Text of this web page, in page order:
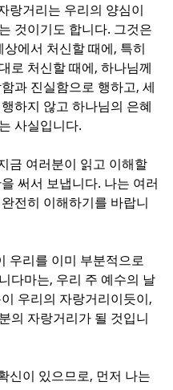
랑거리는 우리의 양심이
것이기도 합니다. 그것은
상에서 처신할 때에, 특히
로 처신할 때에, 하나님께
과 진실함으로 행하고, 세
하지 않고 하나님의 은혜
사실입니다.
지금 여러분이 읽고 이해할
써서 보냅니다. 나는 여러
전히 이해하기를 바랍니
우리를 이미 부분적으로
다마는, 우리 주 예수의 날
우리의 자랑거리이듯이,
의 자랑거리가 될 것입니
확신이 있으므로, 먼저 나는